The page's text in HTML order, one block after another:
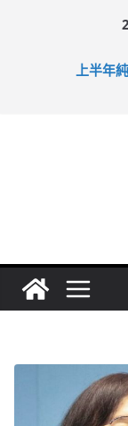
上半年
拜